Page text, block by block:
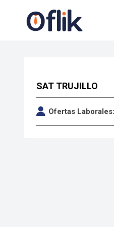
SAT TRUJILLO
Ofertas Laborales: